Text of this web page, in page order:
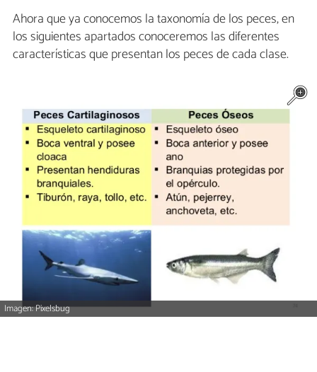
Ahora que ya conocemos la taxonomía de los peces, en
los siguientes apartados conoceremos las diferentes
características que presentan los peces de cada clase.
Imagen: Pixelsbug